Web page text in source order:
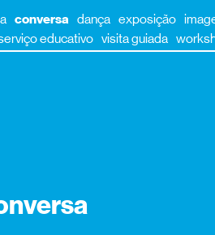
conversa dança exposição
educativo visita guiada